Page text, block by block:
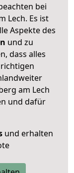
bei
Lech. Es ist
Aspekte des
und zu
dass alles
am Lech
und dafür
und erhalten